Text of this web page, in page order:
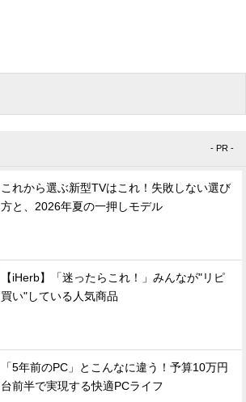
- PR -
これから選ぶ新型TVはこれ！失敗しない選び
方と、2026年夏の一押しモデル
【iHerb】「迷ったらこれ！」みんなが"リピ
買い"している人気商品
「5年前のPC」とこんなに違う！予算10万円
台前半で実現する快適PCライフ